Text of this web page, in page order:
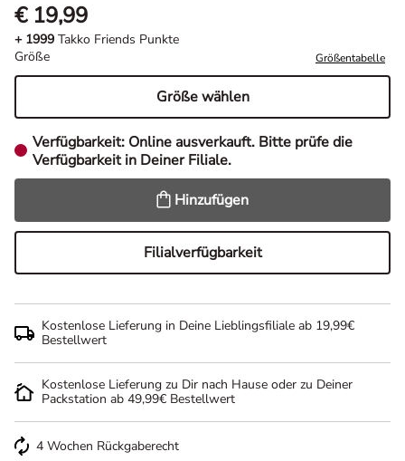
€ 19,99
+ 1999 Takko Friends Punkte
Größe
Größentabelle
Größe wählen
Verfügbarkeit: Online ausverkauft. Bitte prüfe die
Verfügbarkeit in Deiner Filiale.
Hinzufügen
Filialverfügbarkeit
Kostenlose Lieferung in Deine Lieblingsfiliale ab 19,99€
Bestellwert
Kostenlose Lieferung zu Dir nach Hause oder zu Deiner
Packstation ab 49,99€ Bestellwert
4 Wochen Rückgaberecht